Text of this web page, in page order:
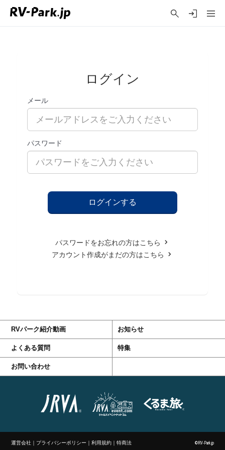
ログイン
メール
パスワード
パスワードをお忘れの方はこちら
アカウント作成がまだの方はこちら
RVパーク紹介動画 お知らせ
よくある質問 特集
お問い合わせ
運営会社 ｜ プライバシーポリシー ｜利用規約 ｜特商法 ©RV-Park.jp